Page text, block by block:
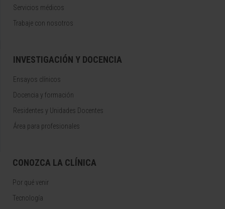
Servicios médicos
Trabaje con nosotros
INVESTIGACIÓN Y DOCENCIA
Ensayos clínicos
Docencia y formación
Residentes y Unidades Docentes
Área para profesionales
CONOZCA LA CLÍNICA
Por qué venir
Tecnología